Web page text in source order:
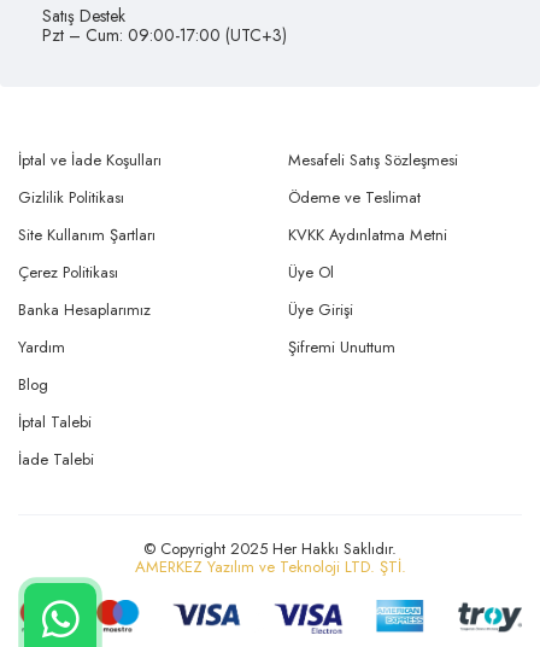
Satış Destek
Pzt – Cum: 09:00-17:00 (UTC+3)
İptal ve İade Koşulları
Gizlilik Politikası
Site Kullanım Şartları
Mesafeli Satış Sözleşmesi
Ödeme ve Teslimat
KVKK Aydınlatma Metni
Çerez Politikası
Banka Hesaplarımız
Yardım
Üye Ol
Üye Girişi
Şifremi Unuttum
Blog
İptal Talebi
İade Talebi
© Copyright 2025 Her Hakkı Saklıdır.
AMERKEZ Yazılım ve Teknoloji LTD. ŞTİ.